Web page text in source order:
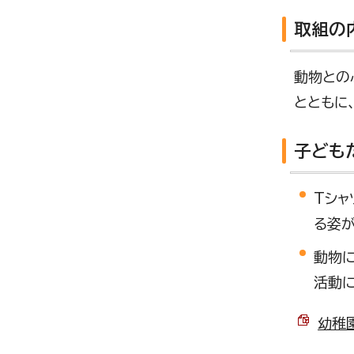
取組の
動物との
とともに
子ども
Tシャ
る姿
動物
活動
幼稚